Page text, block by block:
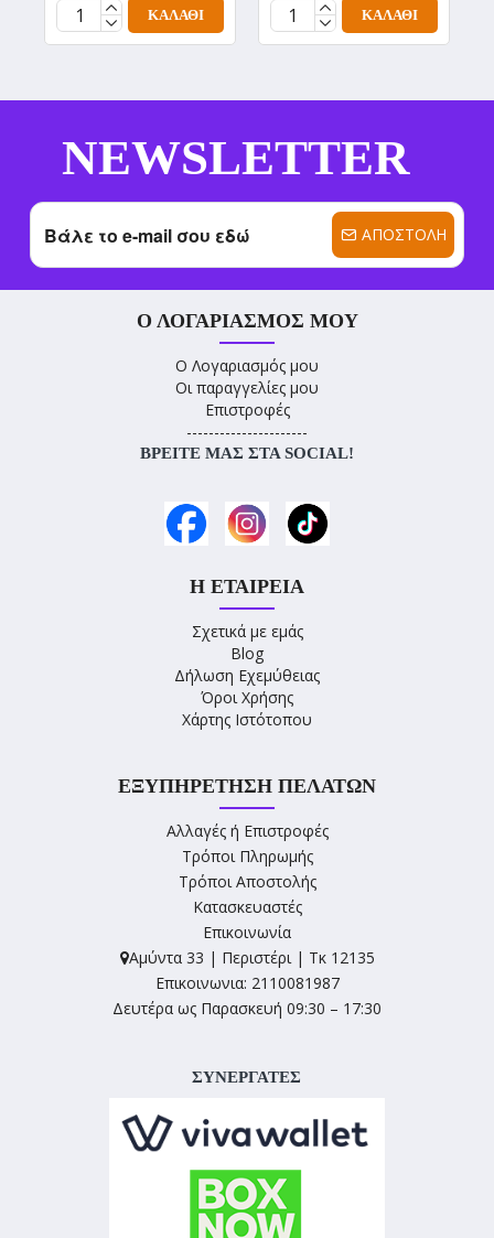
ΚΑΛΆΘΙ ΚΑΛΆΘΙ
NEWSLETTER
ΑΠΟΣΤΟΛΉ
Ο ΛΟΓΑΡΙΑΣΜΌΣ ΜΟΥ
Ο Λογαριασμός μου
Οι παραγγελίες μου
Επιστροφές
----------------------
ΒΡΕΊΤΕ ΜΑΣ ΣΤΑ SOCIAL!
Η ΕΤΑΙΡΕΊΑ
Σχετικά με εμάς
Blog
Δήλωση Εχεμύθειας
Όροι Χρήσης
Χάρτης Ιστότοπου
ΕΞΥΠΗΡΈΤΗΣΗ ΠΕΛΑΤΏΝ
Αλλαγές ή Επιστροφές
Τρόποι Πληρωμής
Τρόποι Αποστολής
Κατασκευαστές
Επικοινωνία
Αμύντα 33 | Περιστέρι | Τκ 12135
Επικοινωνια: 2110081987
Δευτέρα ως Παρασκευή 09:30 – 17:30
ΣΥΝΕΡΓΑΤΕΣ